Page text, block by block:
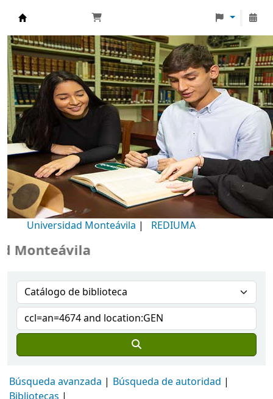
Biblioteca Universidad Monteávila
Universidad Monteávila | REDIUMA
Búsqueda avanzada
Búsqueda de autoridad